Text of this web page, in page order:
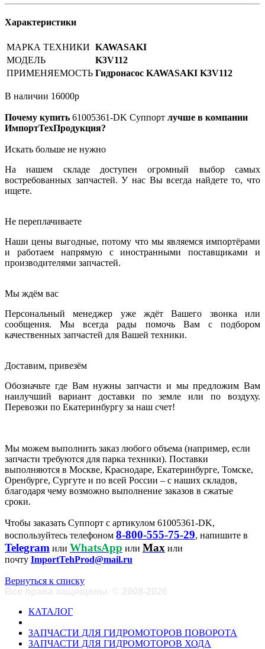
Характеристики
МАРКА ТЕХНИКИ KAWASAKI
МОДЕЛЬ
K3V112
ПРИМЕНЯЕМОСТЬ Гидронасос KAWASAKI K3V112
В наличии 16000р
Почему купить 61005361-DK Суппорт лучше в компании
ИмпортТехПродукция?
Искать больше не нужно
На нашем складе доступен огромный выбор самых
востребованных запчастей. У нас Вы всегда найдете то, что
ищете.
Не переплачиваете
Наши цены выгодные, потому что мы являемся импортёрами
и работаем напрямую с иностранными поставщиками и
производителями запчастей.
Мы ждём вас
Персональный менеджер уже ждёт Вашего звонка или
сообщения. Мы всегда рады помочь Вам с подбором
качественных запчастей для Вашей техники.
Доставим, привезём
Обозначьте где Вам нужны запчасти и мы предложим Вам
наилучший вариант доставки по земле или по воздуху.
Перевозки по Екатеринбургу за наш счет!
Мы можем выполнить заказ любого объема (например, если
запчасти требуются для парка техники). Поставки
выполняются в Москве, Краснодаре, Екатеринбурге, Томске,
Оренбурге, Сургуте и по всей России – с наших складов,
благодаря чему возможно выполнение заказов в сжатые
сроки.
Чтобы заказать Суппорт с артикулом 61005361-DK,
воспользуйтесь телефоном 8-800-555-75-29, напишите в
Telegram или WhatsApp или Max или
почту ImportTehProd@mail.ru
Вернуться к списку
КАТАЛОГ
ЗАПЧАСТИ ДЛЯ ГИДРОМОТОРОВ ПОВОРОТА
ЗАПЧАСТИ ДЛЯ ГИДРОМОТОРОВ ХОДА